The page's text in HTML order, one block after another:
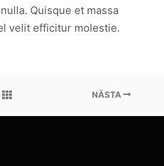
Quisque et massa
velit efficitur molestie.
NÄSTA